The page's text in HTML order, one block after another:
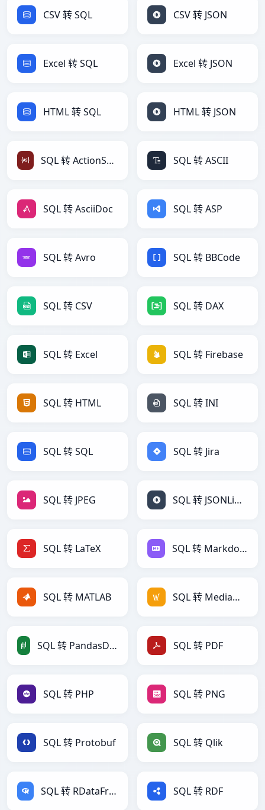
CSV 转 SQL CSV 转 JSON
Excel 转 SQL Excel 转 JSON
HTML 转 SQL HTML 转 JSON
SQL 转 ActionScript SQL 转 ASCII
SQL 转 AsciiDoc SQL 转 ASP
SQL 转 Avro SQL 转 BBCode
SQL 转 CSV SQL 转 DAX
SQL 转 Excel SQL 转 Firebase
SQL 转 HTML SQL 转 INI
SQL 转 SQL SQL 转 Jira
SQL 转 JPEG SQL 转 JSONLines
SQL 转 LaTeX SQL 转 Markdown
SQL 转 MATLAB SQL 转 MediaWiki
SQL 转 PandasDataFrame SQL 转 PDF
SQL 转 PHP SQL 转 PNG
SQL 转 Protobuf SQL 转 Qlik
SQL 转 RDataFrame SQL 转 RDF